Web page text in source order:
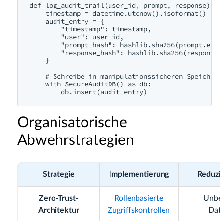
def log_audit_trail(user_id, prompt, response):
    timestamp = datetime.utcnow().isoformat()
    audit_entry = {
        "timestamp": timestamp,
        "user": user_id,
"prompt_hash":
"response_hash":
    }
    # Schreibe in manipulationssicheren Speicher
    with SecureAuditDB() as db:
Organisatorische
Abwehrstrategien
Strategie Implementierung
Zero-Trust-
Architektur
Rollenbasierte
Zugriffskontrollen